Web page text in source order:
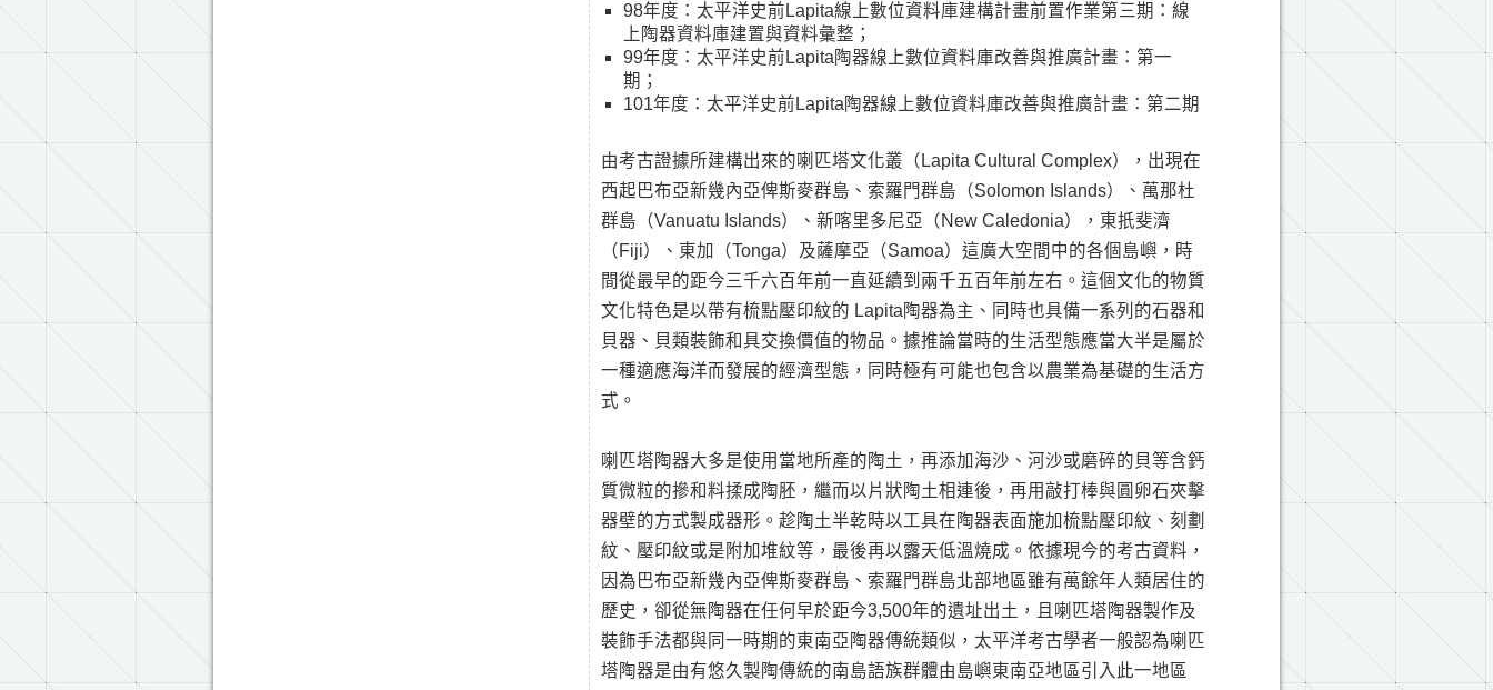
98年度：太平洋史前Lapita線上數位資料庫建構計畫前置作業第三期：線
上陶器資料庫建置與資料彙整；
99年度：太平洋史前Lapita陶器線上數位資料庫改善與推廣計畫：第一
期；
101年度：太平洋史前Lapita陶器線上數位資料庫改善與推廣計畫：第二期
由考古證據所建構出來的喇匹塔文化叢（Lapita Cultural Complex），出現在
西起巴布亞新幾內亞俾斯麥群島、索羅門群島（Solomon Islands）、萬那杜
群島（Vanuatu Islands）、新喀里多尼亞（New Caledonia），東扺斐濟
（Fiji）、東加（Tonga）及薩摩亞（Samoa）這廣大空間中的各個島嶼，時
間從最早的距今三千六百年前一直延續到兩千五百年前左右。這個文化的物質
文化特色是以帶有梳點壓印紋的 Lapita陶器為主、同時也具備一系列的石器和
貝器、貝類裝飾和具交換價值的物品。據推論當時的生活型態應當大半是屬於
一種適應海洋而發展的經濟型態，同時極有可能也包含以農業為基礎的生活方
式。
喇匹塔陶器大多是使用當地所產的陶土，再添加海沙、河沙或磨碎的貝等含鈣
質微粒的摻和料揉成陶胚，繼而以片狀陶土相連後，再用敲打棒與圓卵石夾擊
器壁的方式製成器形。趁陶土半乾時以工具在陶器表面施加梳點壓印紋、刻劃
紋、壓印紋或是附加堆紋等，最後再以露天低溫燒成。依據現今的考古資料，
因為巴布亞新幾內亞俾斯麥群島、索羅門群島北部地區雖有萬餘年人類居住的
歷史，卻從無陶器在任何早於距今3,500年的遺址出土，且喇匹塔陶器製作及
裝飾手法都與同一時期的東南亞陶器傳統類似，太平洋考古學者一般認為喇匹
塔陶器是由有悠久製陶傳統的南島語族群體由島嶼東南亞地區引入此一地區